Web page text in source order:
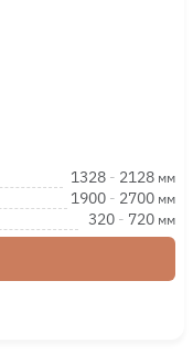
1328 - 2128 мм
1900 - 2700 мм
320 - 720 мм